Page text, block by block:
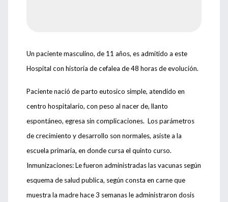
Un paciente masculino, de 11 años, es admitido a este
Hospital con historia de cefalea de 48 horas de evolución.
Paciente nació de parto eutosico simple, atendido en
centro hospitalario, con peso al nacer de, llanto
espontáneo, egresa sin complicaciones. Los parámetros
de crecimiento y desarrollo son normales, asiste a la
escuela primaria, en donde cursa el quinto curso.
Inmunizaciones: Le fueron administradas las vacunas según
esquema de salud publica, según consta en carne que
muestra la madre hace 3 semanas le administraron dosis